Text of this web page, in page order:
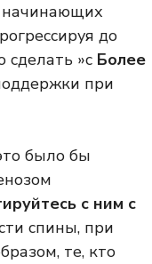
начинающих
до
»с Более
при
было бы
с ним с
спины, при
те, кто